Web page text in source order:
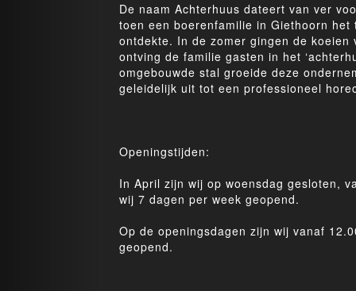
De naam Achterhuus dateert van ver
toen een boerenfamilie in Giethoorn het
ontdekte. In de zomer gingen de koeien
ontving de familie gasten in het
omgebouwde stal groeide deze
geleidelijk uit tot een professioneel
Openingstijden:
In April zijn wij op woensdag gesloten,
wij 7 dagen per week geopend.
Op de openingsdagen zijn wij vanaf
geopend.